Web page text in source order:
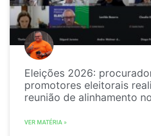
Eleições 2026:
promotores eleitorais
reunião de alinhamento
VER MATÉRIA »